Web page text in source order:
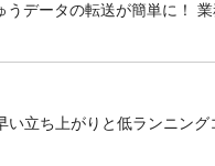
データの転送が簡単に！
立ち上がりと低ランニン